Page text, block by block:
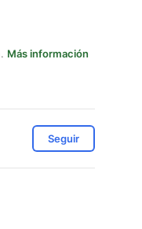
Más información
Seguir